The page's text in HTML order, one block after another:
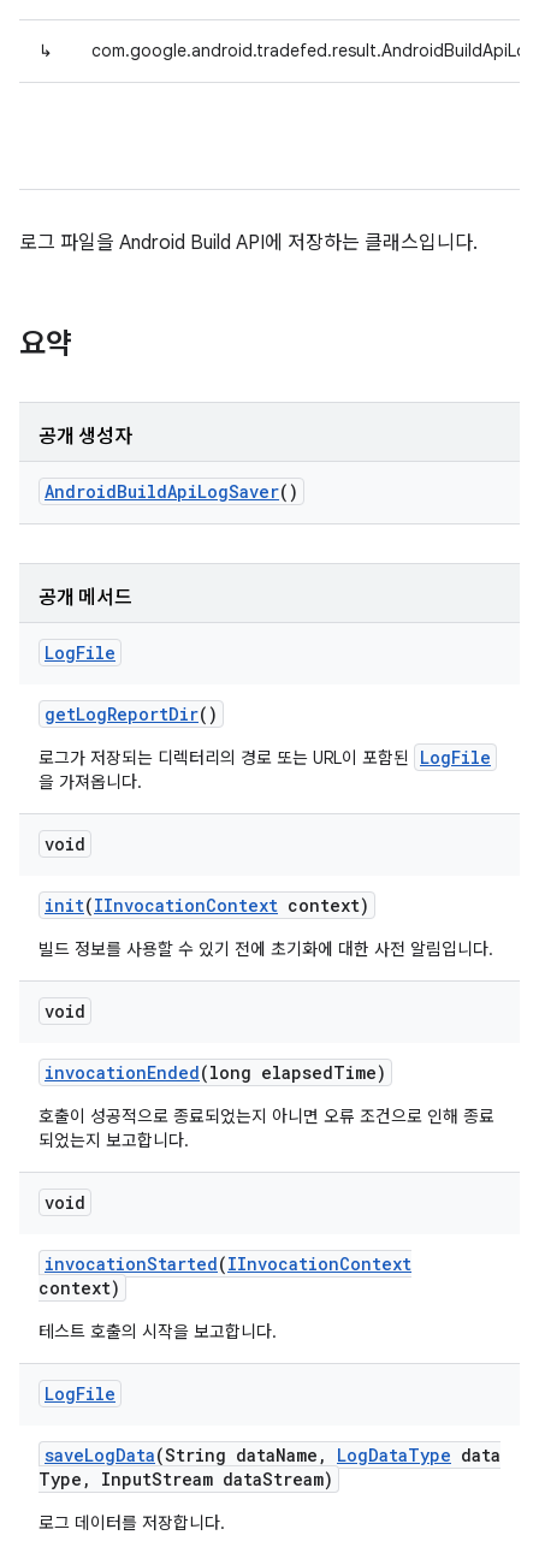
↳
로그 파일을 Android Build API에 저장하는 클래스입니다.
요약
공개 생성자
AndroidBuildApiLogSaver()
공개 메서드
LogFile
getLogReportDir()
로그가 저장되는 디렉터리의 경로 또는 URL이 포함된 LogFile
을 가져옵니다.
void
init(IInvocationContext context)
빌드 정보를 사용할 수 있기 전에 초기화에 대한 사전 알림입니다.
void
invocationEnded(long elapsedTime)
호출이 성공적으로 종료되었는지 아니면 오류 조건으로 인해 종료
되었는지 보고합니다.
void
invocationStarted(IInvocationContext
context)
테스트 호출의 시작을 보고합니다.
LogFile
saveLogData(String dataName , LogDataType data
Type , InputStream dataStream)
로그 데이터를 저장합니다.